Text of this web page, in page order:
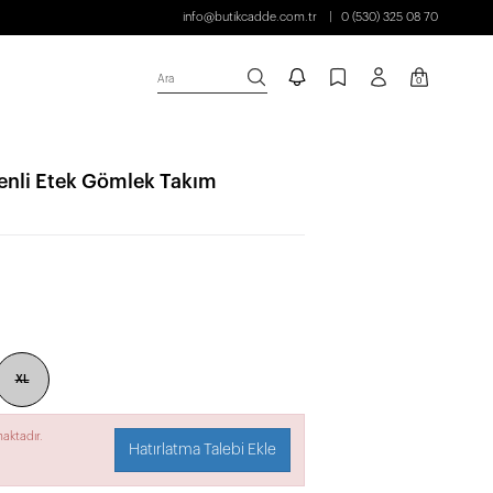
info@butikcadde.com.tr 0 (530) 325 08 70
Ara 0
Etek Gömlek Takım
XL
Hatırlatma Talebi Ekle